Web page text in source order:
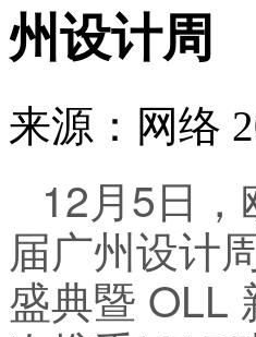
州设计周
来源：网络
12月5日
届广州设计
盛典暨 OLL